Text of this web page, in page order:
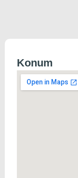
Konum